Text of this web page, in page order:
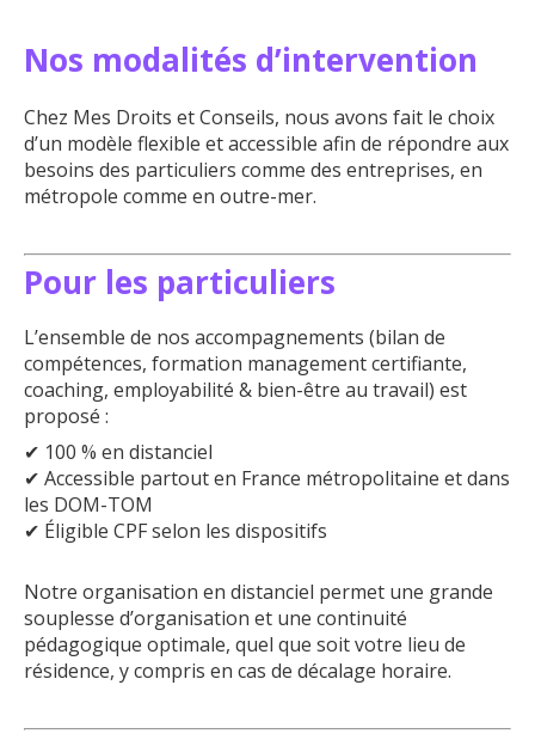
Nos modalités d’intervention
Chez Mes Droits et Conseils, nous avons fait le choix
d’un modèle flexible et accessible afin de répondre aux
besoins des particuliers comme des entreprises, en
métropole comme en outre-mer.
Pour les particuliers
L’ensemble de nos accompagnements (bilan de
compétences, formation management certifiante,
coaching, employabilité & bien-être au travail) est
proposé :
✔ 100 % en distanciel
✔ Accessible partout en France métropolitaine et dans
les DOM-TOM
✔ Éligible CPF selon les dispositifs
Notre organisation en distanciel permet une grande
souplesse d’organisation et une continuité
pédagogique optimale, quel que soit votre lieu de
résidence, y compris en cas de décalage horaire.